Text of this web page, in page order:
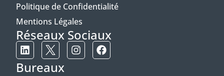
Politique de Confidentialité
Mentions Légales
Réseaux Sociaux
Bureaux